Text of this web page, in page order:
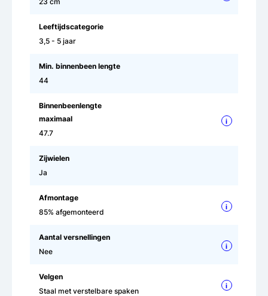
Leeftijdscategorie
3,5 - 5 jaar
Min. binnenbeen lengte
44
Binnenbeenlengte
maximaal
47.7
i
Zijwielen
Ja
Afmontage
85% afgemonteerd
i
Aantal versnellingen
Nee
i
Velgen
Staal met verstelbare spaken
i